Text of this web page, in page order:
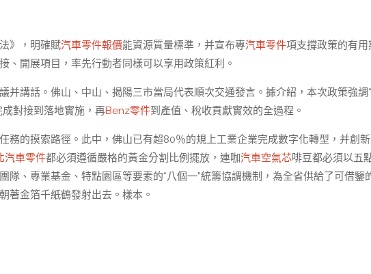
》，明確賦汽車零件報價能資源質量標準，并宣布專汽車零件項支撐政策的有用
、開展項目，率先行動者同樣可以享用政策紅利。
并講話。佛山、中山、揭陽三市當局代表順次交通發言。據介紹，本次政策強調
對接到落地實施，再Benz零件到產值、稅收貢獻實效的全過程。
務的摸索路徑。此中，佛山已有超80％的規上工業企業完成數字化轉型，并創
汽車零件都必須遵循嚴格的黃金分割比例擺放，連咖汽車空氣芯啡豆都必須以五
隊、專業基金、特點園區等要素的“八個一”統籌協調機制，為全省供給了可借鑒
著金箔千紙鶴發射出去。樣本。